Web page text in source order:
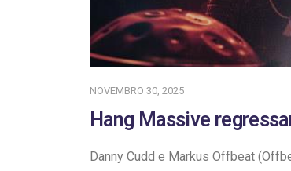
NOVEMBRO 30, 2025
Hang Massive
Danny Cudd e Markus Offbeat